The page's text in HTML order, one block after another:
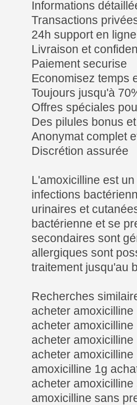
Informations
Transactions
24h support en ligne
Livraison et
Paiement securise
Economisez temps
Toujours jusqu'à
Offres spéciales
Des pilules bonus
Anonymat complet
Discrétion assurée
L'amoxicilline est
infections
urinaires et
bactérienne et se
secondaires sont
allergiques sont
traitement jusqu'au
Recherches
acheter
acheter amoxicilline
acheter
acheter amoxicilline
amoxicilline 1g
acheter
amoxicilline sans